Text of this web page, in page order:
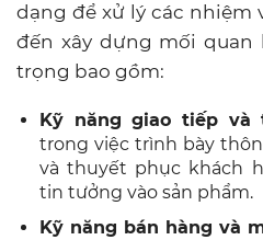
dạng để xử lý các nhiệm
đến xây dựng mối quan
trọng bao gồm:
Kỹ năng giao tiếp và
trong việc trình bày
và thuyết phục khách
tin tưởng vào sản phẩm.
Kỹ năng bán hàng và